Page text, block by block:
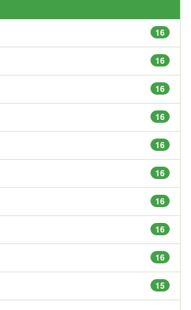
16
16
16
16
16
16
16
16
16
15